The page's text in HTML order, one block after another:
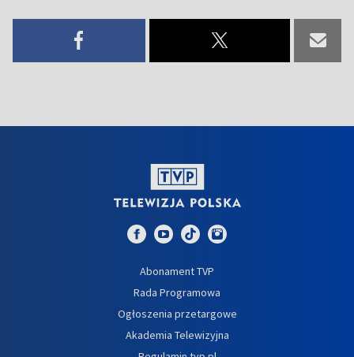
Abonament TVP
Rada Programowa
Ogłoszenia przetargowe
Akademia Telewizyjna